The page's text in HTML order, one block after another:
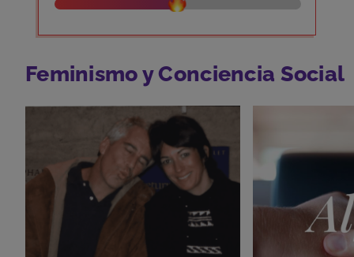
Feminismo y Conciencia Social